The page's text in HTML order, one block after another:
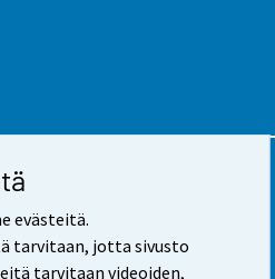
evästeitä.
tarvitaan, jotta sivusto
tarvitaan videoiden,